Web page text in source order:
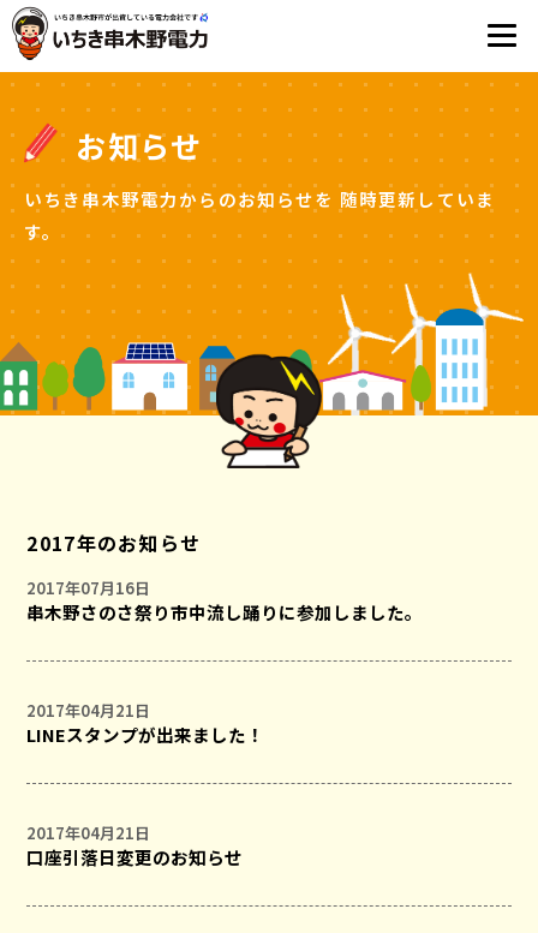
お知らせ
いちき串木野電力からのお知らせを 随時更新していま
す。
2017年のお知らせ
2017年07月16日
串木野さのさ祭り市中流し踊りに参加しました。
2017年04月21日
LINEスタンプが出来ました！
2017年04月21日
口座引落日変更のお知らせ